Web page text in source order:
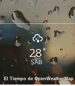
28 °
SAB
El Tiempo de OpenWeatherMap